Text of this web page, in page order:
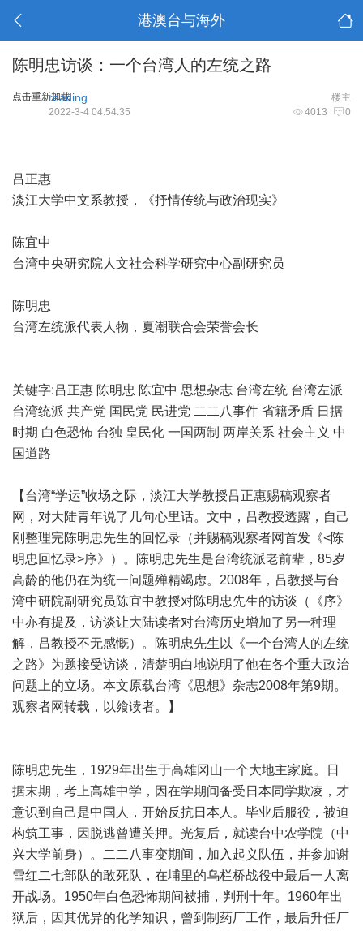
港澳台与海外
陈明忠访谈：一个台湾人的左统之路
点击重新加载 楼主
reading
4013 0
2022-3-4 04:54:35
吕正惠
淡江大学中文系教授，《抒情传统与政治现实》
陈宜中
台湾中央研究院人文社会科学研究中心副研究员
陈明忠
台湾左统派代表人物，夏潮联合会荣誉会长
关键字:吕正惠 陈明忠 陈宜中 思想杂志 台湾左统 台湾左派
台湾统派 共产党 国民党 民进党 二二八事件 省籍矛盾 日据
时期 白色恐怖 台独 皇民化 一国两制 两岸关系 社会主义 中
国道路
【台湾“学运”收场之际，淡江大学教授吕正惠赐稿观察者
网，对大陆青年说了几句心里话。文中，吕教授透露，自己
刚整理完陈明忠先生的回忆录（并赐稿观察者网首发《<陈
明忠回忆录>序》）。陈明忠先生是台湾统派老前辈，85岁
高龄的他仍在为统一问题殚精竭虑。2008年，吕教授与台
湾中研院副研究员陈宜中教授对陈明忠先生的访谈（《序》
中亦有提及，访谈让大陆读者对台湾历史增加了另一种理
解，吕教授不无感慨）。陈明忠先生以《一个台湾人的左统
之路》为题接受访谈，清楚明白地说明了他在各个重大政治
问题上的立场。本文原载台湾《思想》杂志2008年第9期。
观察者网转载，以飨读者。】
陈明忠先生，1929年出生于高雄冈山一个大地主家庭。日
据末期，考上高雄中学，因在学期间备受日本同学欺凌，才
意识到自己是中国人，开始反抗日本人。毕业后服役，被迫
构筑工事，因脱逃曾遭关押。光复后，就读台中农学院（中
兴大学前身）。二二八事变期间，加入起义队伍，并参加谢
雪红二七部队的敢死队，在埔里的乌栏桥战役中最后一人离
开战场。1950年白色恐怖期间被捕，判刑十年。1960年出
狱后，因其优异的化学知识，曾到制药厂工作，最后升任厂